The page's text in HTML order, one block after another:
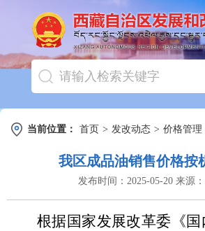
当前位置： 首页 > 发改动态 > 价格管理
我区成品油销售价格按
发布时间： 2025-05-20 来源：
根据国家发展改革委《